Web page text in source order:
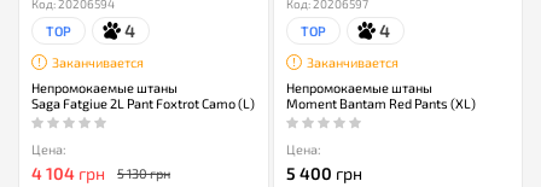
Код: 20206594
TOP 4
Заканчивается
Непромокаемые штаны
Saga Fatgiue 2L Pant Foxtrot Camo (L)
Цена:
4 104 грн 5 130 грн
Код: 20206597
TOP 4
Заканчивается
Непромокаемые штаны
Moment Bantam Red Pants (XL)
Цена:
5 400 грн